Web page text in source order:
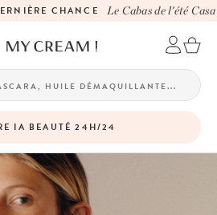
CHANCE Le Cabas de l'été Casa
IA BEAUTÉ 24H/24